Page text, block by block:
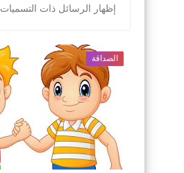
‏إظهار الرسائل ذات التسميات
الصداقة